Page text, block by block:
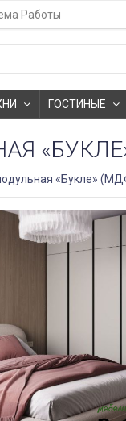
Работы
ГОСТИНЫЕ
«Букле»